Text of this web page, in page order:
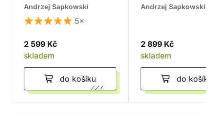
Andrzej Sapkowski
5×
2 599 Kč
skladem
do košíku
Chrám
Andrzej Sapkowski
2 899 Kč
skladem
do košíku